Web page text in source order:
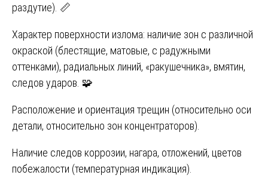
раздутие). 📏
Характер поверхности излома: наличие зон с различной
окраской (блестящие, матовые, с радужными
оттенками), радиальных линий, «ракушечника», вмятин,
следов ударов. 🧩
Расположение и ориентация трещин (относительно оси
детали, относительно зон концентраторов).
Наличие следов коррозии, нагара, отложений, цветов
побежалости (температурная индикация).